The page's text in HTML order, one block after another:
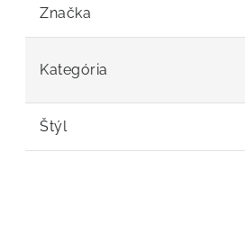
Značka
Kategória
Štýl